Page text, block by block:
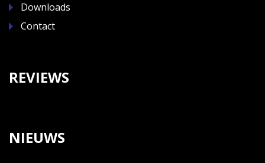
Downloads
Contact
REVIEWS
NIEUWS